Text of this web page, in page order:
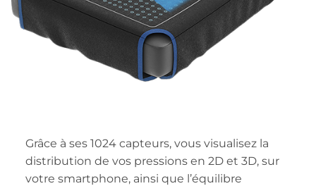
Grâce à ses 1024 capteurs, vous visualisez la
distribution de vos pressions en 2D et 3D, sur
votre smartphone, ainsi que l’équilibre